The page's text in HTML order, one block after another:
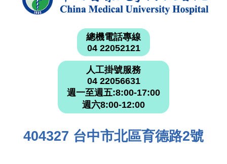
總機電話專線
04 22052121
人工掛號服務
04 22056631
週一至週五:8:00-17:00
週六8:00-12:00
404327 台中市北區育德路2號